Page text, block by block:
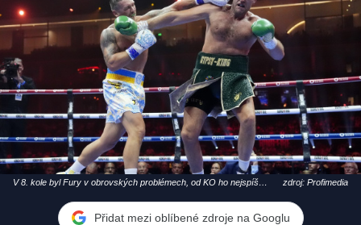
V 8. kole byl Fury v obrovských problémech, od KO ho nejspíš
zdroj: Profimedia
Přidat mezi oblíbené zdroje na Googlu